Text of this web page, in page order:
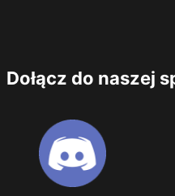
Dołącz do naszej